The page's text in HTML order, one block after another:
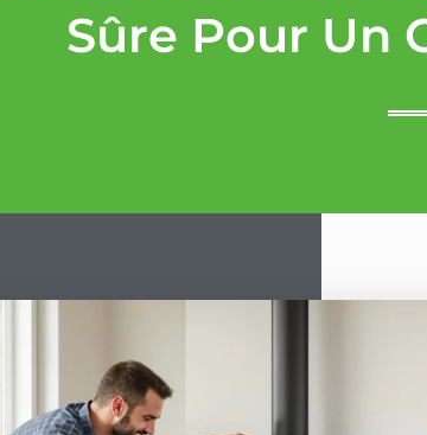
Sûre Pour Un